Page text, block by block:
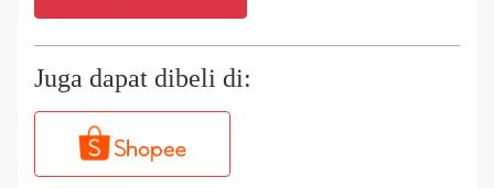
Juga dapat dibeli di: